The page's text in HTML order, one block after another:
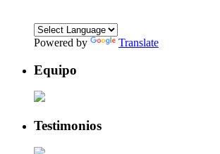
Powered by Translate
Equipo
Testimonios